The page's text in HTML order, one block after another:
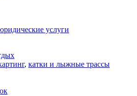
услуги
, катки и лыжные трассы